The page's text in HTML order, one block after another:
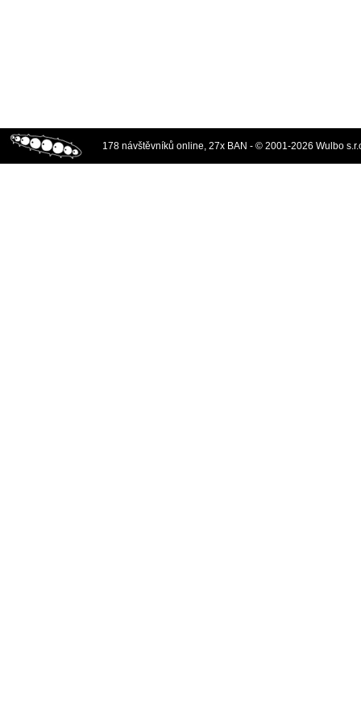
178 návštěvníků online, 27x BAN - © 2001-2026 Wulbo